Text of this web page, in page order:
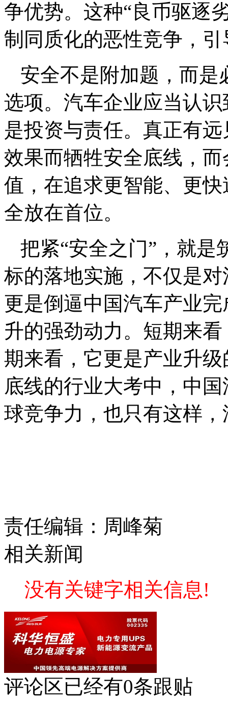
争优势。这种“良币驱逐
制同质化的恶性竞争，
安全不是附加题，而是
选项。汽车企业应当认
是投资与责任。真正有
效果而牺牲安全底线，
值，在追求更智能、更
全放在首位。
把紧“安全之门”，就是
标的落地实施，不仅是
更是倒逼中国汽车产业
升的强劲动力。短期来
期来看，它更是产业升
底线的行业大考中，中
球竞争力，也只有这样
责任编辑：周峰菊
相关新闻
没有关键字相关信息!
评论区已经有0条跟贴